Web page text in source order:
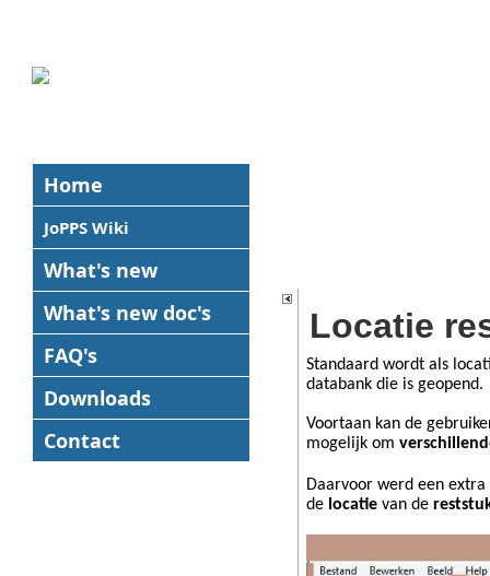
Home
JoPPS Wiki
What's new
What's new doc's
FAQ's
Downloads
Contact
Locatie
Standaard wordt als
databank die is geopend.
Voortaan kan de
mogelijk om v
Daarvoor werd een extra
de locatie van de